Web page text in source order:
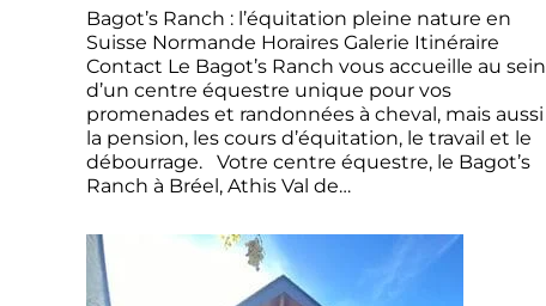
Bagot’s Ranch : l’équitation pleine nature en
Suisse Normande Horaires Galerie Itinéraire
Contact Le Bagot’s Ranch vous accueille au sein
d’un centre équestre unique pour vos
promenades et randonnées à cheval, mais aussi
la pension, les cours d’équitation, le travail et le
débourrage. Votre centre équestre, le Bagot’s
Ranch à Bréel, Athis Val de…